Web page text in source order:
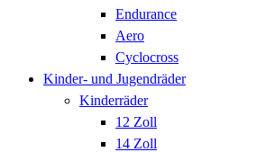
Endurance
Aero
Cyclocross
Kinder- und Jugendräder
Kinderräder
12 Zoll
14 Zoll